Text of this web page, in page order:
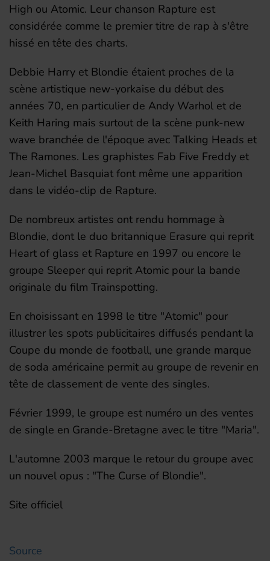
High ou Atomic. Leur chanson Rapture est
considérée comme le premier titre de rap à s'être
hissé en tête des charts.
Debbie Harry et Blondie étaient proches de la
scène artistique new-yorkaise du début des
années 70, en particulier de Andy Warhol et de
Keith Haring mais surtout de la scène punk-new
wave branchée de l'époque avec Talking Heads et
The Ramones. Les graphistes Fab Five Freddy et
Jean-Michel Basquiat font même une apparition
dans le vidéo-clip de Rapture.
De nombreux artistes ont rendu hommage à
Blondie, dont le duo britannique Erasure qui reprit
Heart of glass et Rapture en 1997 ou encore le
groupe Sleeper qui reprit Atomic pour la bande
originale du film Trainspotting.
En choisissant en 1998 le titre "Atomic" pour
illustrer les spots publicitaires diffusés pendant la
Coupe du monde de football, une grande marque
de soda américaine permit au groupe de revenir en
tête de classement de vente des singles.
Février 1999, le groupe est numéro un des ventes
de single en Grande-Bretagne avec le titre "Maria".
L'automne 2003 marque le retour du groupe avec
un nouvel opus : "The Curse of Blondie".
Site officiel
Source